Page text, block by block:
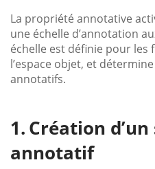
La propriété annotative
une échelle d’annotation
échelle est définie pour
l’espace objet, et
annotatifs.
Création
annotatif